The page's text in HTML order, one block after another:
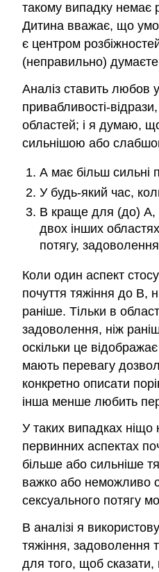
такому випадку немає
Дитина вважає, що
є центром
(неправильно)
Аналіз ставить любов
привабливості-
областей; і я думаю,
сильнішою або
А має більш сильні
У будь-який час,
B краще для (до) А,
двох інших
потягу,
Коли один аспект
почуття тяжіння до
раніше. Тільки в
задоволення, ніж
оскільки це
мають перевагу
конкретно описати
інша менше любить
У таких випадках
первинних аспектах
більше або сильніше
важко або неможливо
сексуального потягу
В аналізі я
тяжіння, задоволення
для того, щоб